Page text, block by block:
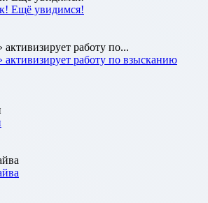
Ещё увидимся!
работу по...
работу по взысканию